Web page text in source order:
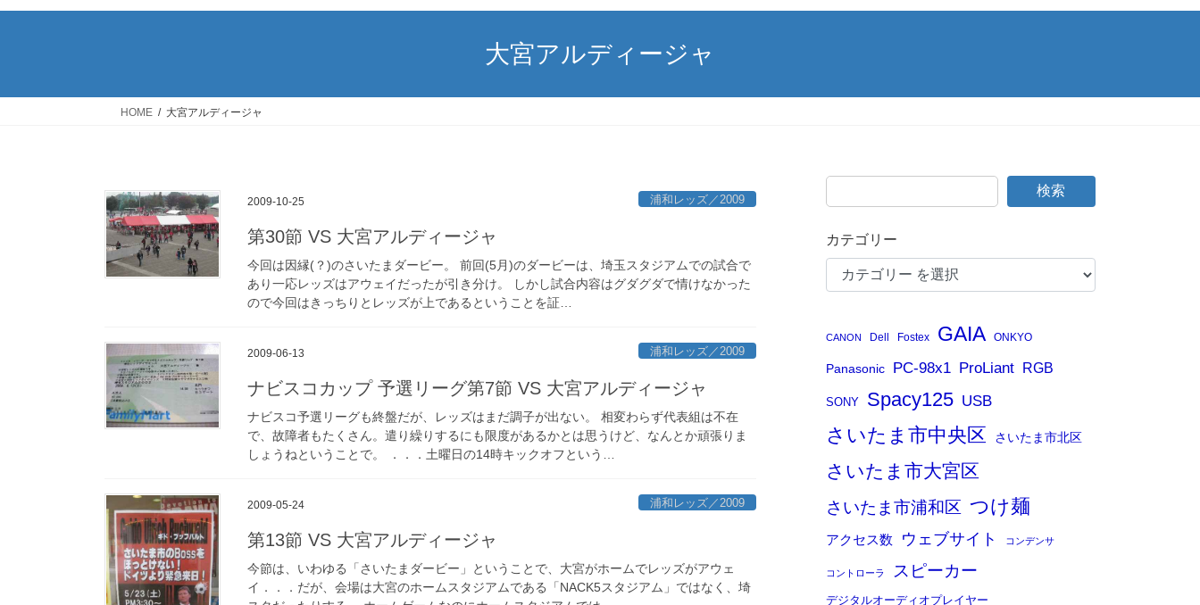
大宮アルディージャ
HOME 大宮アルディージャ
2009-10-25 浦和レッズ／2009
第30節 VS 大宮アルディージャ
今回は因縁(？)のさいたまダービー。 前回(5月)のダービーは、埼玉スタジアムでの試合で
あり一応レッズはアウェイだったが引き分け。 しかし試合内容はグダグダで情けなかった
ので今回はきっちりとレッズが上であるということを証…
2009-06-13 浦和レッズ／2009
ナビスコカップ 予選リーグ第7節 VS 大宮アルディージャ
ナビスコ予選リーグも終盤だが、レッズはまだ調子が出ない。 相変わらず代表組は不在
で、故障者もたくさん。遣り繰りするにも限度があるかとは思うけど、なんとか頑張りま
しょうねということで。 ．．．土曜日の14時キックオフという…
2009-05-24 浦和レッズ／2009
第13節 VS 大宮アルディージャ
今節は、いわゆる「さいたまダービー」ということで、大宮がホームでレッズがアウェ
イ．．．だが、会場は大宮のホームスタジアムである「NACK5スタジアム」ではなく、埼
検索
カテゴリー
CANON Dell Fostex GAIA ONKYO
Panasonic PC-98x1 ProLiant RGB
SONY Spacy125 USB
さいたま市中央区 さいたま市北区
さいたま市大宮区
さいたま市浦和区 つけ麺
アクセス数 ウェブサイト コンデンサ
コントローラ スピーカー
デジタルオーディオプレイヤー